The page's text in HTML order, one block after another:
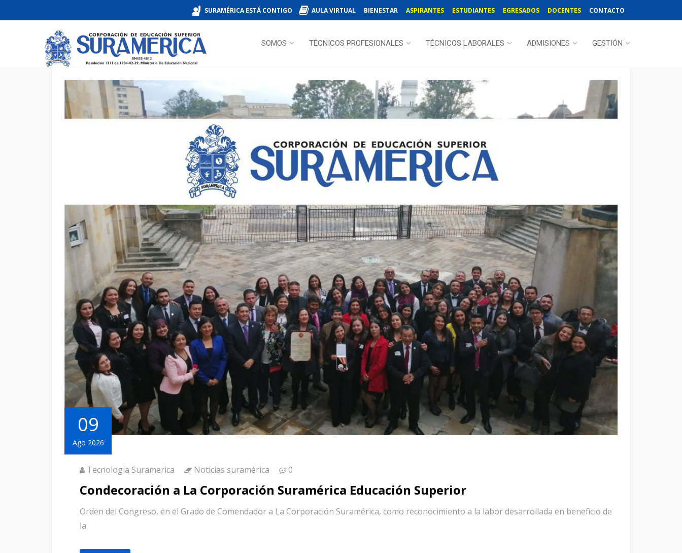
SURAMÉRICA ESTÁ CONTIGO AULA VIRTUAL BIENESTAR ASPIRANTES ESTUDIANTES EGRESADOS DOCENTES CONTACTO
SOMOS TÉCNICOS PROFESIONALES TÉCNICOS LABORALES ADMISIONES GESTIÓN
09
Ago 2026
Tecnologia Suramerica Noticias suramérica 0
Condecoración a La Corporación Suramérica Educación Superior
Orden del Congreso, en el Grado de Comendador a La Corporación Suramérica, como reconocimiento a la labor desarrollada en beneficio de
la